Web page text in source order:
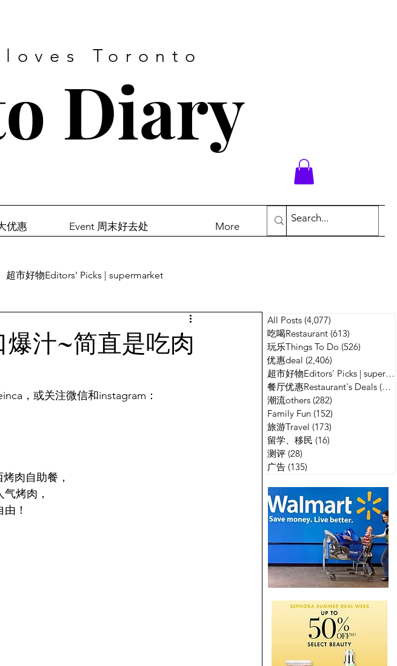
Toronto
Diary
优惠 Event 周末好去处 More
超市好物Editors' Picks | supermarket
广告
汁~简直是吃肉
，或关注微信和instagram：
肉自助餐，
烤肉，
！
All Posts (4,077)
吃喝Restaurant (613)
玩乐Things To Do (526)
优惠deal (2,406)
超市好物Editors' Picks | supermarket
餐厅优惠Restaurant's Deals (134)
潮流others (282)
Family Fun (152)
旅游Travel (173)
留学、移民 (16)
测评 (28)
广告 (135)